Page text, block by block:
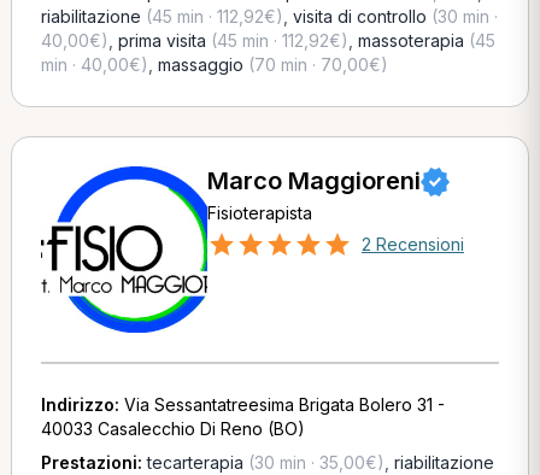
riabilitazione (45 min · 112,92€) visita di controllo (30 min ·
40,00€) prima visita (45 min · 112,92€) massoterapia (45
min · 40,00€) massaggio (70 min · 70,00€)
Marco Maggioreni
Fisioterapista
2 Recensioni
Indirizzo: Via Sessantatreesima Brigata Bolero 31 -
40033 Casalecchio Di Reno (BO)
Prestazioni:tecarterapia (30 min · 35,00€) riabilitazione